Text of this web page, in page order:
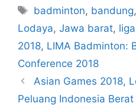
badminton, bandung,
Lodaya, Jawa barat,
2018, LIMA Badminton:
Conference 2018
Asian Games 2018,
Peluang Indonesia Berat